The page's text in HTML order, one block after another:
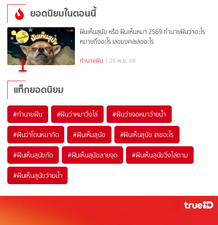
ยอดนิยมในตอนนี้
1
ฝันเห็นสุนัข หรือ ฝันเห็นหมา 2569 ทำนายฝันว่าอะไร
หมายถึงอะไร เลขมงคลเลขอะไร
ทำนายฝัน | 26 พ.ย. 68
แท็กยอดนิยม
#ทำนายฝัน #ฝันว่าหมาวิ่งไล่ #ฝันว่าเจอหมาว่ายน้ำ
#ฝันว่าโดนหมากัด #ฝันเห็นสุนัข #ฝันเห็นสุนัข เลขอะไร
#ฝันเห็นสุนัขกัด #ฝันเห็นสุนัขลายจุด #ฝันเห็นสุนัขวิ่งไล่ตาม
#ฝันเห็นสุนัขว่ายน้ำ